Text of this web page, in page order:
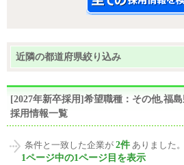
近隣の都道府県絞り込み
[2027年新卒採用]希望職種：その他,福
採用情報一覧
条件と一致した企業が 2件 ありました。
1ページ中の1ページ目を表示